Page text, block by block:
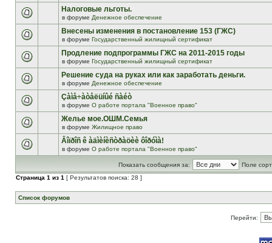
Налоговые льготы.
в форуме Денежное обеспечение
Внесены изменения в постановление 153 (ГЖС)
в форуме Государственный жилищный сертификат
Продление подпрограммы ГЖС на 2011-2015 годы
в форуме Государственный жилищный сертификат
Решение суда на руках или как заработать деньги.
в форуме Денежное обеспечение
Çàìå÷àòåëüíûé ñàéò
в форуме О работе портала "Военное право"
Желье мое.ОШМ.Семья
в форуме Жилищное право
Âîïðîñ ê àäìèíèñòðàöèè ôîðóìà!
в форуме О работе портала "Военное право"
Показать сообщения за:
Поле
Страница 1 из 1 [ Результатов поиска: 28 ]
Список форумов
Перейти: